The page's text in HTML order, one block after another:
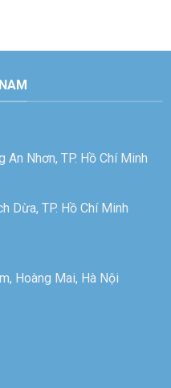
Nhơn, TP. Hồ Chí Minh
Dừa, TP. Hồ Chí Minh
Hoàng Mai, Hà Nội